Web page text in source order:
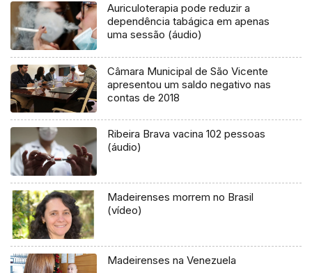
Auriculoterapia pode reduzir a
dependência tabágica em apenas
uma sessão (áudio)
Câmara Municipal de São Vicente
apresentou um saldo negativo nas
contas de 2018
Ribeira Brava vacina 102 pessoas
(áudio)
Madeirenses morrem no Brasil
(vídeo)
Madeirenses na Venezuela